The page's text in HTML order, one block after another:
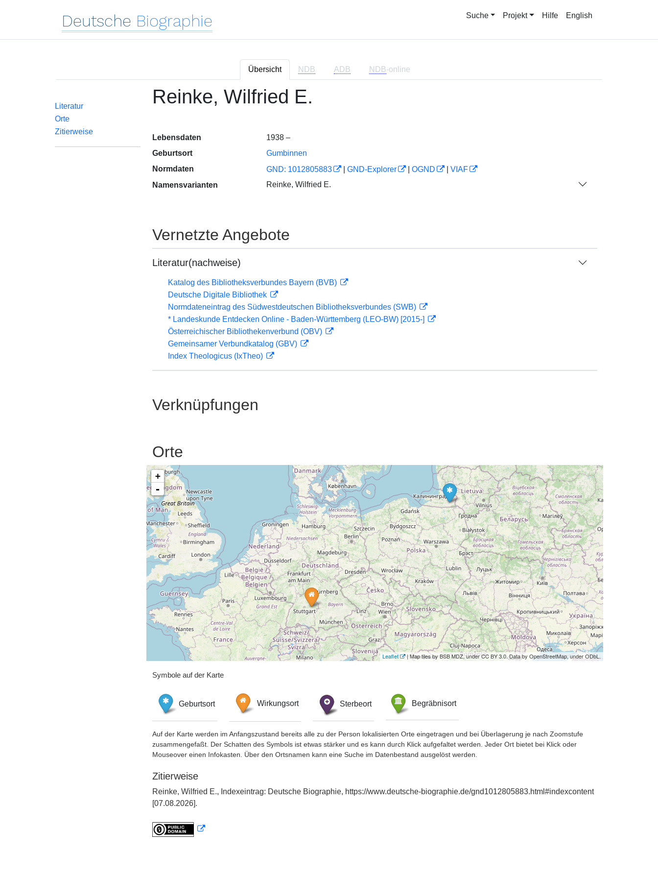
Deutsche Biographie Suche Projekt Hilfe English
Übersicht NDB ADB NDB-online
Literatur
Orte
Zitierweise
Reinke, Wilfried E.
Lebensdaten
1938 –
Geburtsort
Gumbinnen
Normdaten
GND: 1012805883 GND-Explorer OGND
VIAF
Namensvarianten
Reinke, Wilfried E.
Vernetzte Angebote
Literatur(nachweise)
Katalog des Bibliotheksverbundes Bayern (BVB)
Deutsche Digitale Bibliothek
Normdateneintrag des Südwestdeutschen Bibliotheksverbundes (SWB)
* Landeskunde Entdecken Online - Baden-Württemberg (LEO-BW) [2015-]
Österreichischer Bibliothekenverbund (OBV)
Gemeinsamer Verbundkatalog (GBV)
Index Theologicus (IxTheo)
Verknüpfungen
Orte
+
-
Leaflet | Map tiles by BSB MDZ, under CC BY 3.0. Data by OpenStreetMap, under ODbL.
Symbole auf der Karte
Geburtsort Wirkungsort Sterbeort Begräbnisort
Auf der Karte werden im Anfangszustand bereits alle zu der Person lokalisierten Orte eingetragen und bei Überlagerung je nach Zoomstufe
zusammengefaßt. Der Schatten des Symbols ist etwas stärker und es kann durch Klick aufgefaltet werden. Jeder Ort bietet bei Klick oder
Mouseover einen Infokasten. Über den Ortsnamen kann eine Suche im Datenbestand ausgelöst werden.
Zitierweise
Reinke, Wilfried E., Indexeintrag: Deutsche Biographie, https://www.deutsche-biographie.de/gnd1012805883.html#indexcontent
[07.08.2026].